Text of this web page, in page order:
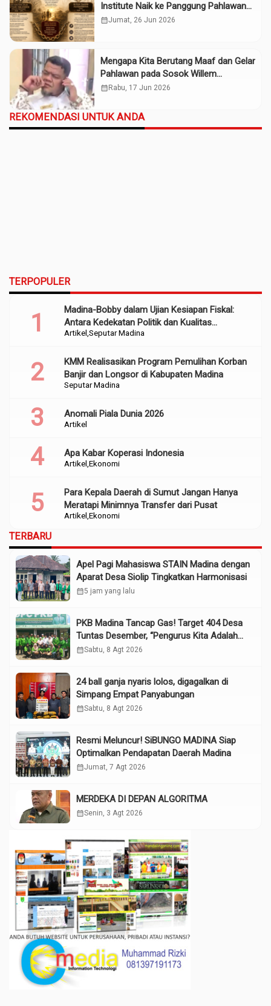
Institute Naik ke Panggung Pahlawan
Nasional
calendar_monthJumat, 26 Jun 2026
Mengapa Kita Berutang Maaf dan Gelar
Pahlawan pada Sosok Willem
Iskander?
calendar_month Rabu, 17 Jun 2026
REKOMENDASI UNTUK ANDA
TERPOPULER
Artikel Seputar Madina
Madina-Bobby dalam Ujian Kesiapan Fiskal:
Antara Kedekatan Politik dan Kualitas
Perencanaan
Seputar Madina
KMM Realisasikan Program Pemulihan Korban
Banjir dan Longsor di Kabupaten Madina
Artikel
Anomali Piala Dunia 2026
Artikel Ekonomi
Apa Kabar Koperasi Indonesia
Artikel Ekonomi
Para Kepala Daerah di Sumut Jangan Hanya
Meratapi Minimnya Transfer dari Pusat
TERBARU
Apel Pagi Mahasiswa STAIN Madina dengan
Aparat Desa Siolip Tingkatkan Harmonisasi
calendar_month5 jam yang lalu
PKB Madina Tancap Gas! Target 404 Desa
Tuntas Desember, “Pengurus Kita Adalah
Tokoh”
calendar_monthSabtu, 8 Agt 2026
24 ball ganja nyaris lolos, digagalkan di
Simpang Empat Panyabungan
calendar_monthSabtu, 8 Agt 2026
Resmi Meluncur! SiBUNGO MADINA Siap
Optimalkan Pendapatan Daerah Madina
calendar_monthJumat, 7 Agt 2026
MERDEKA DI DEPAN ALGORITMA
calendar_monthSenin, 3 Agt 2026